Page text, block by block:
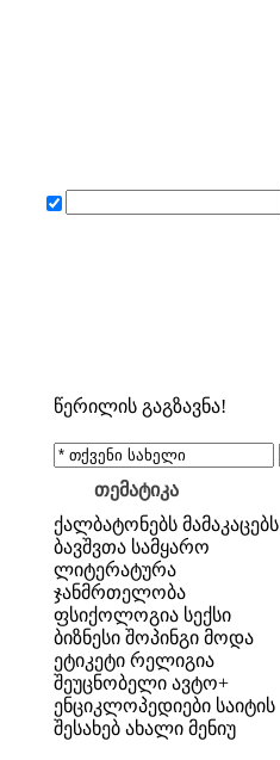
წერილის გაგზავნა!
თემატიკა
ქალბატონებს მამაკაცებს
ბავშვთა სამყარო
ლიტერატურა
ჯანმრთელობა
ფსიქოლოგია სექსი
ბიზნესი შოპინგი მოდა
ეტიკეტი რელიგია
შეუცნობელი ავტო+
ენციკლოპედიები საიტის
შესახებ ახალი მენიუ